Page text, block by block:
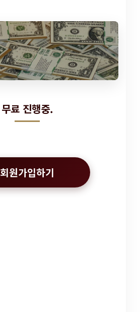
무료 진행중.
회원가입하기